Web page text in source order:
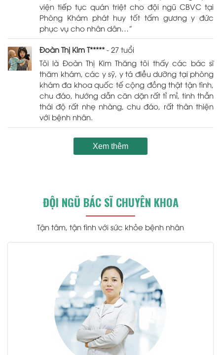
viện tiếp tục quán triệt cho đội ngũ CBVC tại
Phòng Khám phát huy tốt tấm gương y đức
phục vụ cho nhân dân…”
Đoàn Thị Kim T***** - 27 tuổi
Tôi là Đoàn Thị Kim Thăng tôi thấy các bác sĩ
thăm khám, các y sỹ, y tá điều dưỡng tại phòng
khám đa khoa quốc tế cộng đồng thật tận tình,
chu đáo, hướng dẫn căn dặn rất tỉ mỉ, tinh thần
thái độ rất nhẹ nhàng, chu đáo, rất thân thiện
với bệnh nhân.
Xem thêm
ĐỘI NGŨ BÁC SĨ CHUYÊN KHOA
Tận tâm, tận tình với sức khỏe bệnh nhân